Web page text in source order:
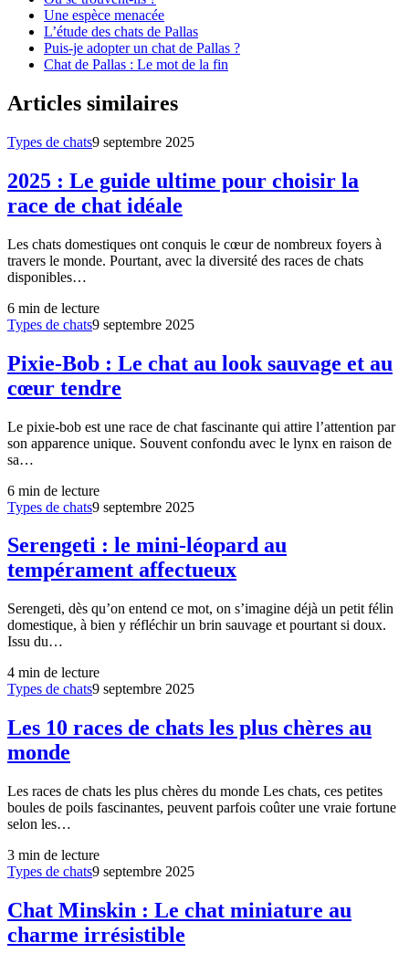
Une espèce menacée
L’étude des chats de Pallas
Puis-je adopter un chat de Pallas ?
Chat de Pallas : Le mot de la fin
Articles similaires
Types de chats9 septembre 2025
2025 : Le guide ultime pour choisir la
race de chat idéale
Les chats domestiques ont conquis le cœur de nombreux foyers à
travers le monde. Pourtant, avec la diversité des races de chats
disponibles…
6 min de lecture
Types de chats9 septembre 2025
Pixie-Bob : Le chat au look sauvage et au
cœur tendre
Le pixie-bob est une race de chat fascinante qui attire l’attention par
son apparence unique. Souvent confondu avec le lynx en raison de
sa…
6 min de lecture
Types de chats9 septembre 2025
Serengeti : le mini-léopard au
tempérament affectueux
Serengeti, dès qu’on entend ce mot, on s’imagine déjà un petit félin
domestique, à bien y réfléchir un brin sauvage et pourtant si doux.
Issu du…
4 min de lecture
Types de chats9 septembre 2025
Les 10 races de chats les plus chères au
monde
Les races de chats les plus chères du monde Les chats, ces petites
boules de poils fascinantes, peuvent parfois coûter une vraie fortune
selon les…
3 min de lecture
Types de chats9 septembre 2025
Chat Minskin : Le chat miniature au
charme irrésistible